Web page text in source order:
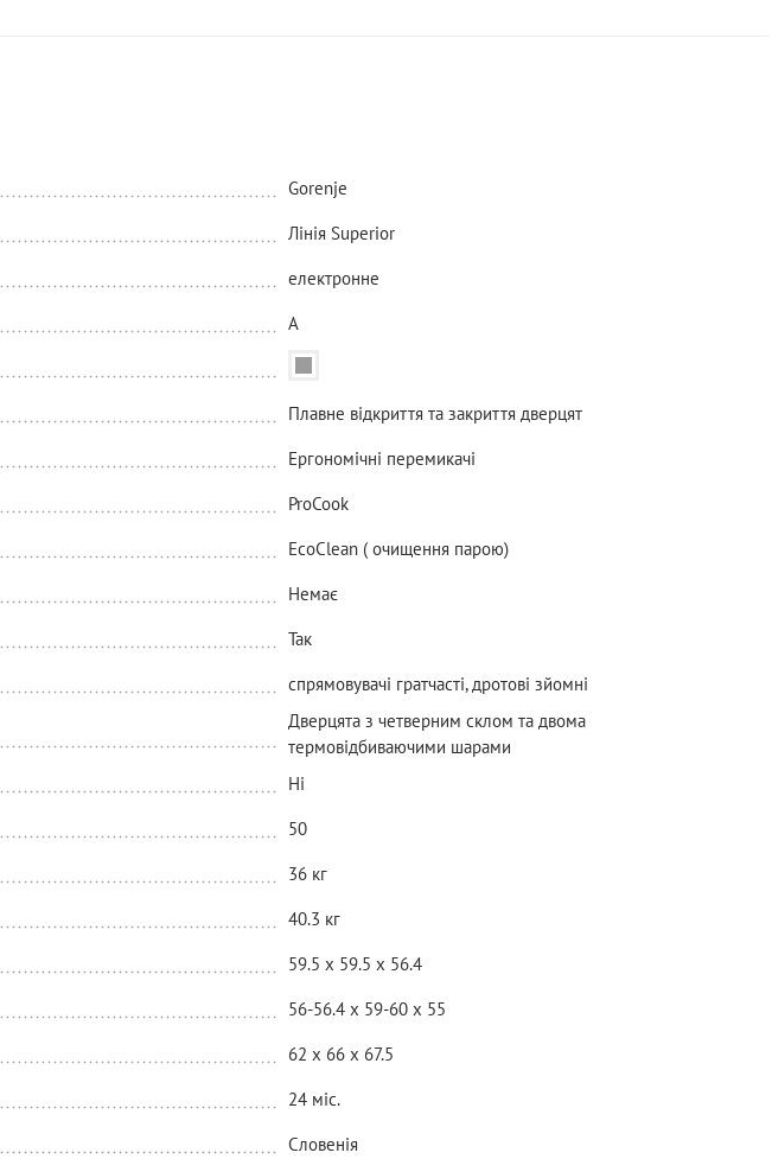
Gorenje
Лінія Superior
електронне
A
Плавне відкриття та закриття дверцят
Ергономічні перемикачі
ProCook
EcoClean ( очищення парою)
Немає
Так
спрямовувачі гратчасті, дротові зйомні
Дверцята з четверним склом та двома
термовідбиваючими шарами
Ні
50
36 кг
40.3 кг
59.5 x 59.5 x 56.4
56-56.4 х 59-60 х 55
62 х 66 х 67.5
24 міс.
Словенія